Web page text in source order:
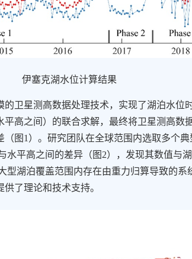
伊塞克湖水位计算结果
星测高数据处理技术，实现了湖泊水位
高之间）的联合求解，最终将卫星测高数
图1）。研究团队在全球范围内选取多个典
水平高之间的差异（图2），发现其数值与
型湖泊覆盖范围内存在由重力归算导致的系
了理论和技术支持。